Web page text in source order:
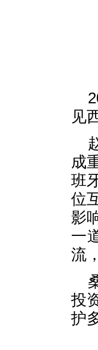
见
成
班
位
影
一
流
投
护